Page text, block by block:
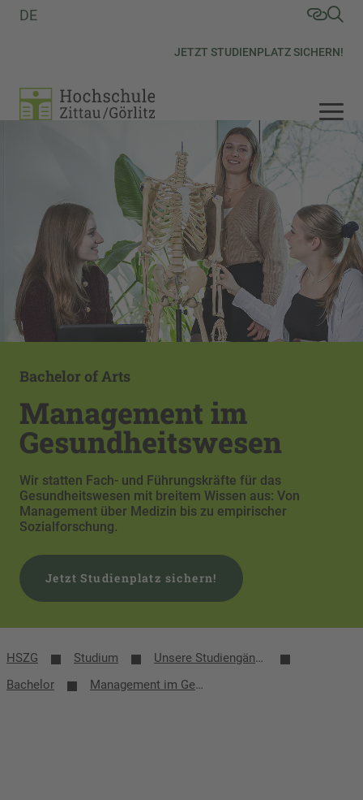
JETZT STUDIENPLATZ SICHERN!
DE
Bachelor of Arts
Management im
Gesundheitswesen
Wir statten Fach- und Führungskräfte für das
Gesundheitswesen mit breitem Wissen aus: Von
Management über Medizin bis zu empirischer
Sozialforschung.
Jetzt Studienplatz sichern!
HSZG Studium
Unsere Studiengänge
Bachelor
Management im Gesundheitswesen